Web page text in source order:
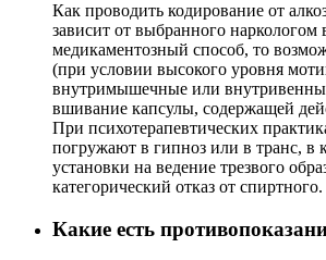
Как проводить кодирование от
зависит от выбранного наркологом
медикаментозный способ, то
(при условии высокого уровня
внутримышечные или
вшивание капсулы, содержащей
При психотерапевтических
погружают в гипноз или в транс, в
установки на ведение трезвого
категорический отказ от спиртного.
Какие есть